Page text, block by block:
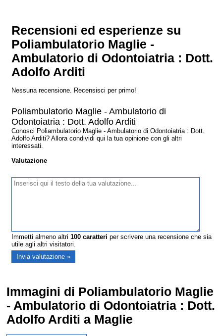
Recensioni ed esperienze su
Poliambulatorio Maglie -
Ambulatorio di Odontoiatria : Dott.
Adolfo Arditi
Nessuna recensione. Recensisci per primo!
Poliambulatorio Maglie - Ambulatorio di
Odontoiatria : Dott. Adolfo Arditi
Conosci Poliambulatorio Maglie - Ambulatorio di Odontoiatria : Dott.
Adolfo Arditi? Allora condividi qui la tua opinione con gli altri
interessati.
Valutazione
Immetti almeno altri100 caratteri per scrivere una recensione che sia
utile agli altri visitatori.
Immagini di Poliambulatorio Maglie
- Ambulatorio di Odontoiatria : Dott.
Adolfo Arditi a Maglie